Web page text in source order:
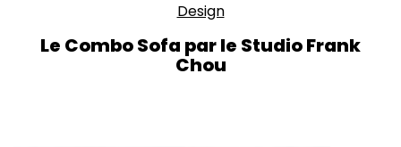
Design
Le Combo Sofa par le Studio Frank
Chou